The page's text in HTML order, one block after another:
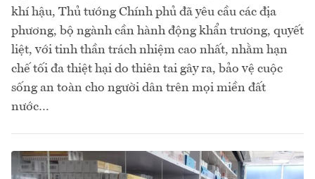
khí hậu, Thủ tướng Chính phủ đã yêu cầu các địa
phương, bộ ngành cần hành động khẩn trương, quyết
liệt, với tinh thần trách nhiệm cao nhất, nhằm hạn
chế tối đa thiệt hại do thiên tai gây ra, bảo vệ cuộc
sống an toàn cho người dân trên mọi miền đất
nước…